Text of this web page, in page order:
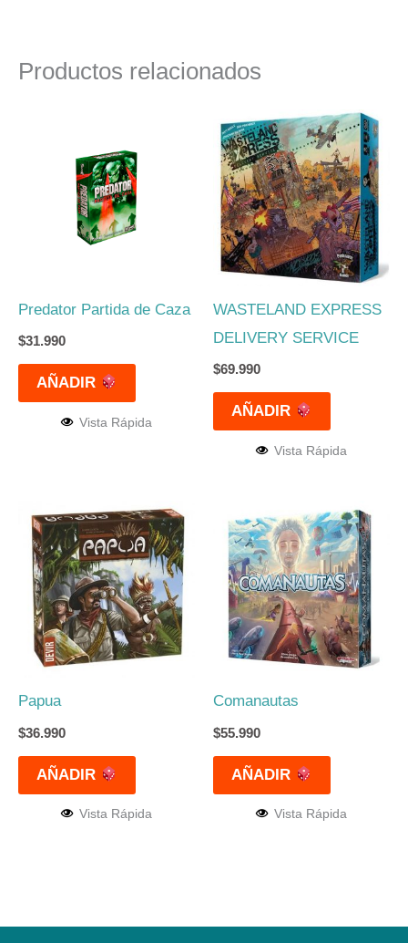
Productos relacionados
Predator Partida de Caza
$31.990
AÑADIR
Vista Rápida
WASTELAND EXPRESS
DELIVERY SERVICE
$69.990
AÑADIR
Vista Rápida
Papua
$36.990
AÑADIR
Vista Rápida
Comanautas
$55.990
AÑADIR
Vista Rápida